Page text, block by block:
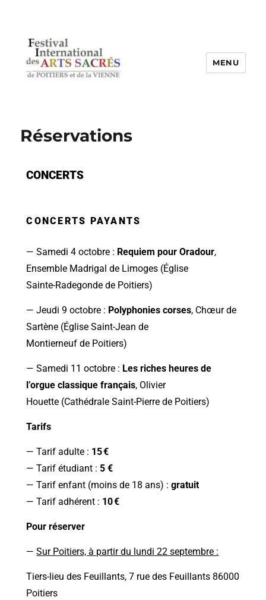
MENU
Réservations
CONCERTS
CONCERTS PAYANTS
— Samedi 4 octobre : Requiem pour Oradour,
Ensemble Madrigal de Limoges (Église
Sainte-Radegonde de Poitiers)
— Jeudi 9 octobre : Polyphonies corses, Chœur de
Sartène (Église Saint-Jean de
Montierneuf de Poitiers)
— Samedi 11 octobre : Les riches heures de
l’orgue classique français, Olivier
Houette (Cathédrale Saint-Pierre de Poitiers)
Tarifs
— Tarif adulte : 15 €
— Tarif étudiant :5 €
— Tarif enfant (moins de 18 ans) :gratuit
— Tarif adhérent : 10 €
Pour réserver
—Sur Poitiers, à partir du lundi 22 septembre :
Tiers-lieu des Feuillants, 7 rue des Feuillants 86000
Poitiers